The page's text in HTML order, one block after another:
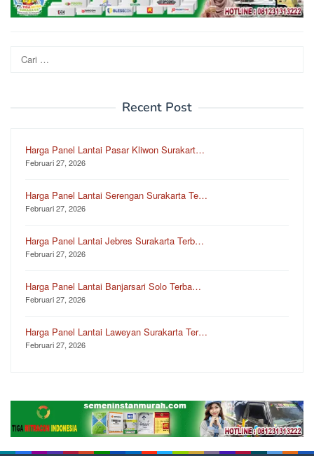
Cari
untuk:
Recent Post
Harga Panel Lantai Pasar Kliwon Surakart…
Februari 27, 2026
Harga Panel Lantai Serengan Surakarta Te…
Februari 27, 2026
Harga Panel Lantai Jebres Surakarta Terb…
Februari 27, 2026
Harga Panel Lantai Banjarsari Solo Terba…
Februari 27, 2026
Harga Panel Lantai Laweyan Surakarta Ter…
Februari 27, 2026